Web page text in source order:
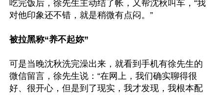
吃完饭后，徐先生主动结了帐，又帮沈秋叫车，“我
对他印象还不错，就是稍微有点闷。”
被拉黑称“养不起妳”
可是当晚沈秋洗完澡出来，就看到手机有徐先生的
微信留言，徐先生说：“在网上，我们确实聊得很
好、很开心，但是到了现实，我才发现，我根本配